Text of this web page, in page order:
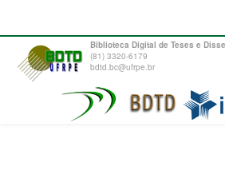
Biblioteca Digital de Teses e
(81) 3320-6179
bdtd.bc@ufrpe.br